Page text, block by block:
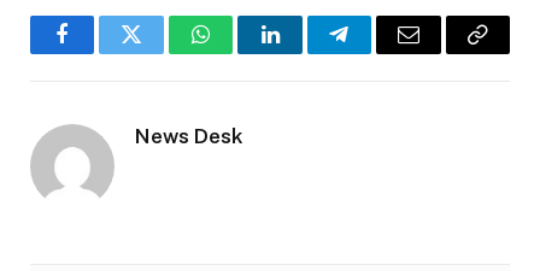
FacebookTwitter WhatsAppLinkedInTelegramEmail
Copy
News Desk